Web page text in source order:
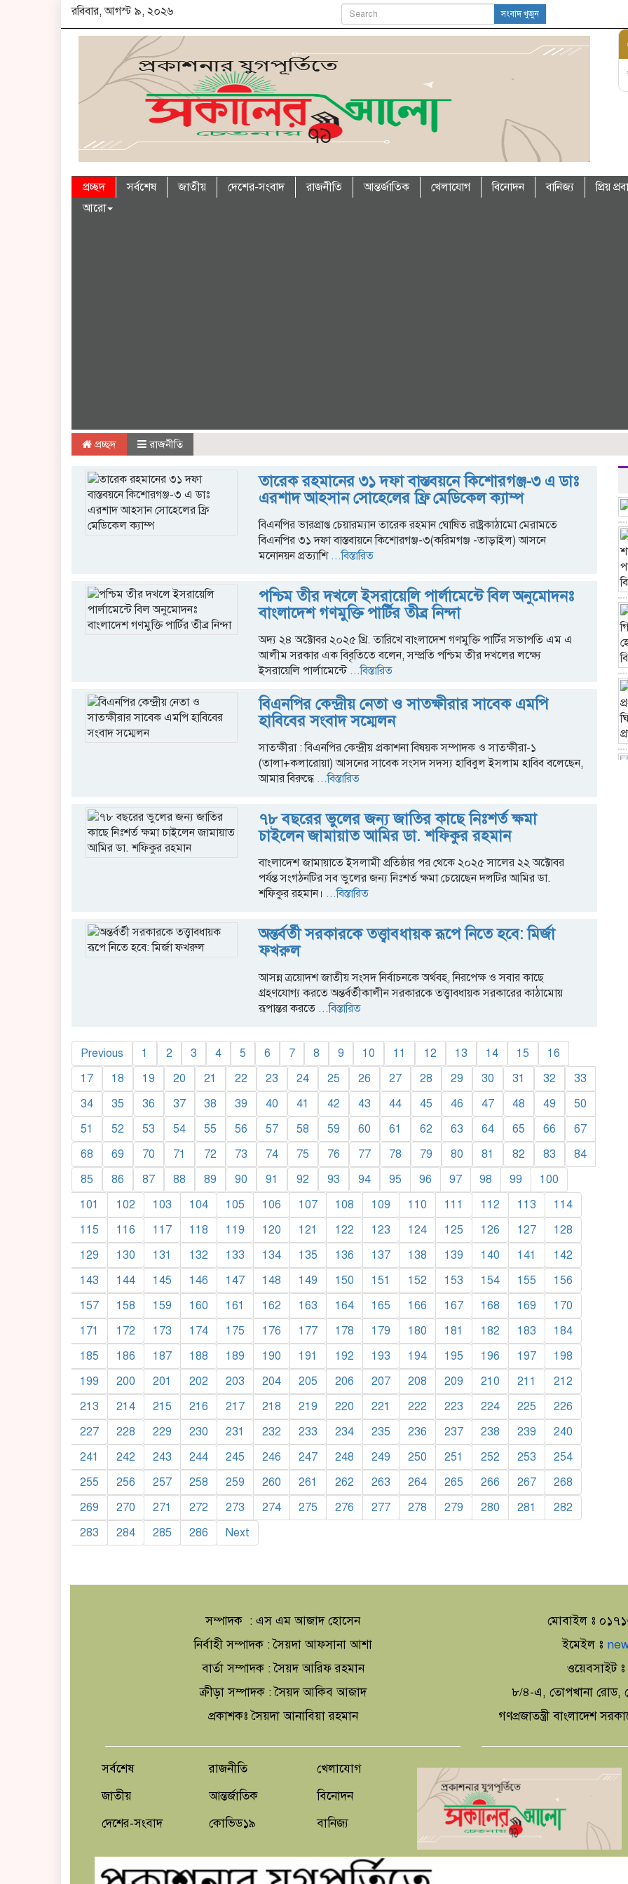
রবিবার, আগস্ট ৯, ২০২৬ সংবাদ খুজুন
প্রচ্ছদ সর্বশেষ জাতীয় দেশের-সংবাদ রাজনীতি আন্তর্জাতিক খেলাযোগ বিনোদন বানিজ্য প্রিয়
আরো
প্রচ্ছদ রাজনীতি
তারেক রহমানের ৩১ দফা বাস্তবয়নে কিশোরগঞ্জ-৩ এ ডাঃ
এরশাদ আহসান সোহেলের ফ্রি মেডিকেল ক্যাম্প
বিএনপির ভারপ্রাপ্ত চেয়ারম্যান তারেক রহমান ঘোষিত রাষ্ট্রকাঠামো মেরামতে
বিএনপির ৩১ দফা বাস্তবায়নে কিশোরগঞ্জ-৩(করিমগঞ্জ -তাড়াইল) আসনে
মনোনয়ন প্রত্যাশি...বিস্তারিত
পশ্চিম তীর দখলে ইসরায়েলি পার্লামেন্টে বিল অনুমোদনঃ
বাংলাদেশ গণমুক্তি পার্টির তীব্র নিন্দা
অদ্য ২৪ অক্টোবর ২০২৫ খ্রি. তারিখে বাংলাদেশ গণমুক্তি পার্টির সভাপতি এম এ
আলীম সরকার এক বিবৃতিতে বলেন, সম্প্রতি পশ্চিম তীর দখলের লক্ষ্যে
ইসরায়েলি পার্লামেন্টে...বিস্তারিত
বিএনপির কেন্দ্রীয় নেতা ও সাতক্ষীরার সাবেক এমপি
হাবিবের সংবাদ সম্মেলন
সাতক্ষীরা : বিএনপির কেন্দ্রীয় প্রকাশনা বিষয়ক সম্পাদক ও সাতক্ষীরা-১
(তালা+কলারোয়া) আসনের সাবেক সংসদ সদস্য হাবিবুল ইসলাম হাবিব বলেছেন,
আমার বিরুদ্ধে...বিস্তারিত
৭৮ বছরের ভুলের জন্য জাতির কাছে নিঃশর্ত ক্ষমা
চাইলেন জামায়াত আমির ডা. শফিকুর রহমান
বাংলাদেশ জামায়াতে ইসলামী প্রতিষ্ঠার পর থেকে ২০২৫ সালের ২২ অক্টোবর
পর্যন্ত সংগঠনটির সব ভুলের জন্য নিঃশর্ত ক্ষমা চেয়েছেন দলটির আমির ডা.
শফিকুর রহমান। ...বিস্তারিত
অন্তর্বর্তী সরকারকে তত্ত্বাবধায়ক রূপে নিতে হবে: মির্জা
ফখরুল
আসন্ন ত্রয়োদশ জাতীয় সংসদ নির্বাচনকে অর্থবহ, নিরপেক্ষ ও সবার কাছে
গ্রহণযোগ্য করতে অন্তর্বর্তীকালীন সরকারকে তত্ত্বাবধায়ক সরকারের কাঠামোয়
রূপান্তর করতে...বিস্তারিত
Previous 1 2 3 4 5 6 7 8 9 10 11 12 13 14 15
16
17
18 19 20 21 22 23 24 25 26 27 28 29 30 31 32
33
34
35 36 37 38 39 40 41 42 43 44 45 46 47 48 49
50
51
52 53 54 55 56 57 58 59 60 61 62 63 64 65 66
67
68
69 70 71 72 73 74 75 76 77 78 79 80 81 82 83
84
85
86 87 88 89 90 91 92 93 94 95 96 97 98 99
100
101
102 103 104 105 106 107 108 109 110 111 112 113
114
115
116 117 118 119 120 121 122 123 124 125 126 127
128
129
130 131 132 133 134 135 136 137 138 139 140 141
142
143
144 145 146 147 148 149 150 151 152 153 154 155
156
157
158 159 160 161 162 163 164 165 166 167 168 169
170
171
172 173 174 175 176 177 178 179 180 181 182 183
184
185
186 187 188 189 190 191 192 193 194 195 196 197
198
199
200 201 202 203 204 205 206 207 208 209 210 211
212
213
214 215 216 217 218 219 220 221 222 223 224 225
226
227
228 229 230 231 232 233 234 235 236 237 238 239
240
241
242 243 244 245 246 247 248 249 250 251 252 253
254
255
256 257 258 259 260 261 262 263 264 265 266 267
268
269
270 271 272 273 274 275 276 277 278 279 280 281
282
283
284 285 286 Next
সম্পাদক : এস এম আজাদ হোসেন
নির্বাহী সম্পাদক : সৈয়দা আফসানা আশা
বার্তা সম্পাদক : সৈয়দ আরিফ রহমান
ক্রীড়া সম্পাদক : সৈয়দ আকিব আজাদ
প্রকাশকঃ সৈয়দা আনাবিয়া রহমান
মোবাইল ঃ
ইমেইল ঃ
ওয়েবসাইট ঃ
৮/৪-এ, তোপখানা রোড,
গণপ্রজাতন্ত্রী বাংলাদেশ
সর্বশেষ
জাতীয়
দেশের-সংবাদ
রাজনীতি
আন্তর্জাতিক
কোভিড১৯
খেলাযোগ
বিনোদন
বানিজ্য